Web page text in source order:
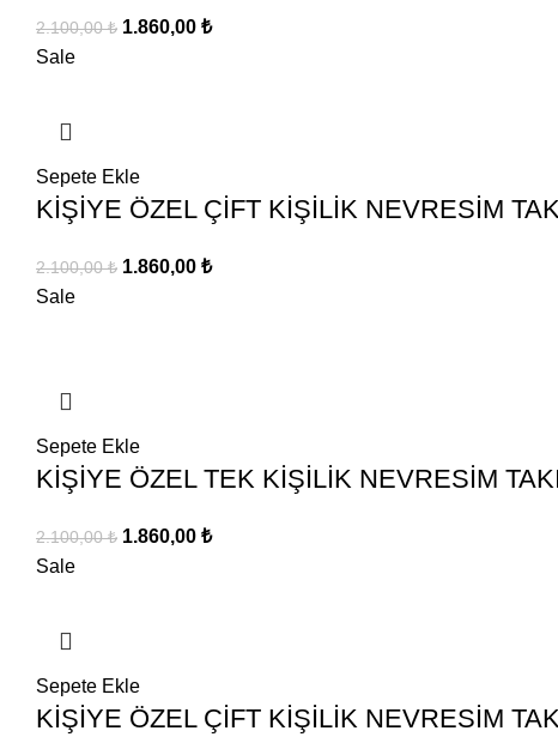
2.100,00₺ Orijinal
1.860,00 ₺Şu
Sale
Sepete Ekle
KİŞİYE ÖZEL ÇİFT KİŞİLİK NEVRESİM
2.100,00₺ Orijinal
1.860,00 ₺Şu
Sale
Sepete Ekle
KİŞİYE ÖZEL TEK KİŞİLİK NEVRESİM
2.100,00₺ Orijinal
1.860,00 ₺Şu
Sale
Sepete Ekle
KİŞİYE ÖZEL ÇİFT KİŞİLİK NEVRESİM